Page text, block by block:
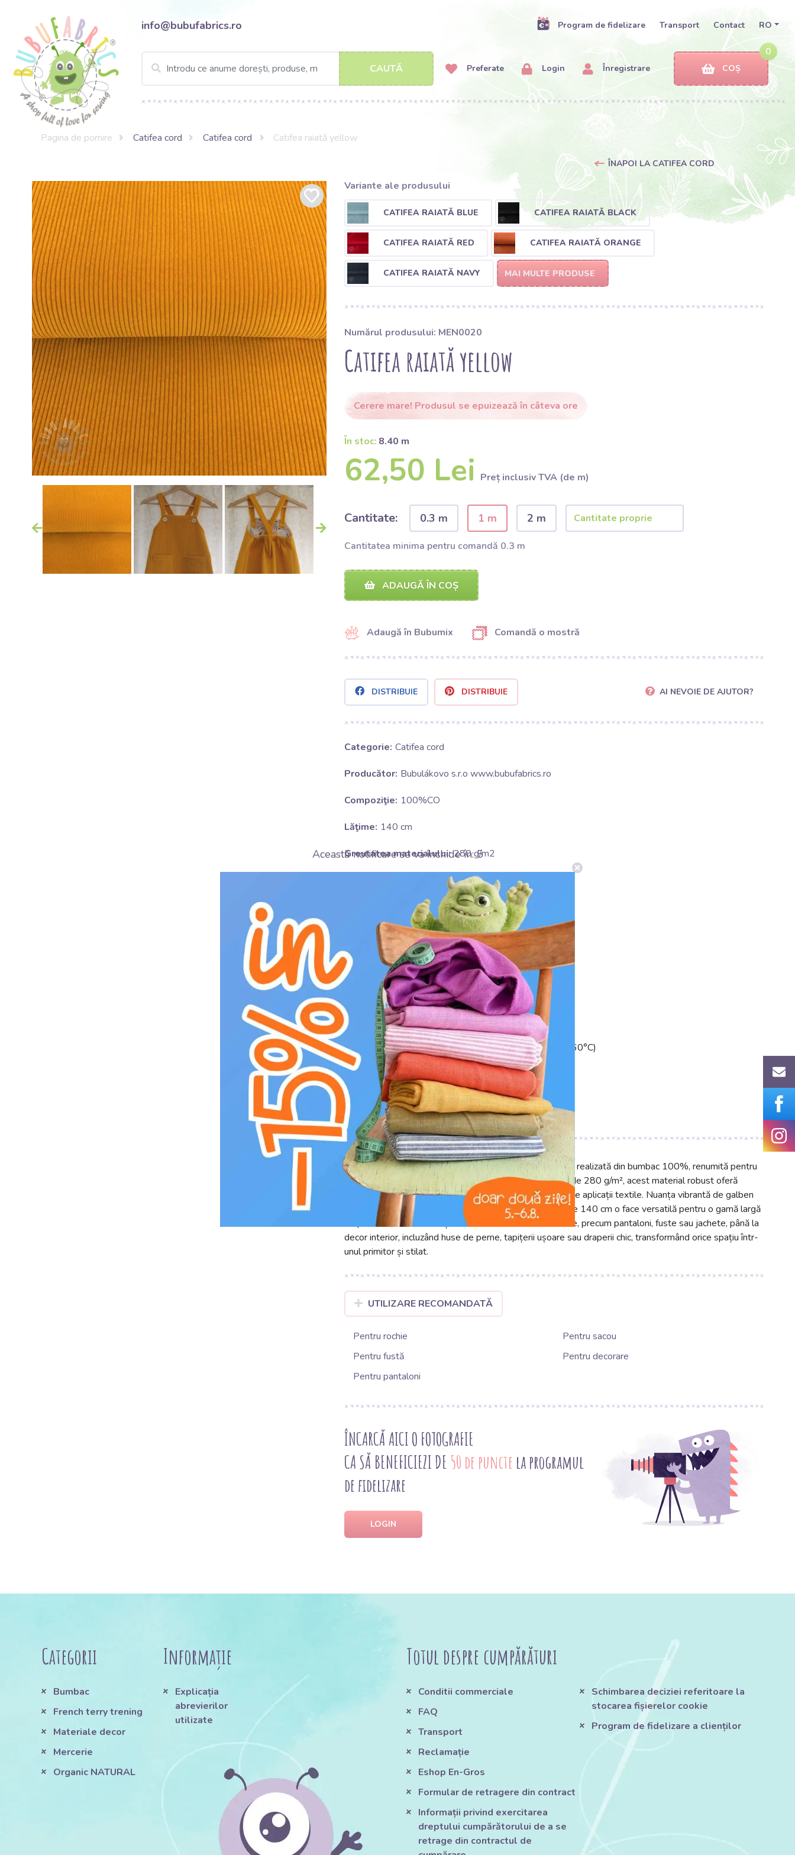
info@bubufabrics.ro Program de fidelizare Transport Contact RO
CAUTĂ Preferate Login Înregistrare
0
COȘ
Pagina de pornire Catifea cord Catifea cord Catifea raiată yellow
ÎNAPOI LA CATIFEA CORD
Variante ale produsului
CATIFEA RAIATĂ BLUE CATIFEA RAIATĂ BLACK
CATIFEA RAIATĂ RED CATIFEA RAIATĂ ORANGE
CATIFEA RAIATĂ NAVY MAI MULTE PRODUSE
Numărul produsului: MEN0020
Catifea raiată yellow
Cerere mare! Produsul se epuizează în câteva ore
În stoc: 8.40 m
62,50 Lei Preț inclusiv TVA (de m)
Cantitate: 0.3 m 1 m 2 m
Cantitatea minima pentru comandă 0.3 m
ADAUGĂ ÎN COȘ
Adaugă în Bubumix Comandă o mostră
DISTRIBUIE DISTRIBUIE AI NEVOIE DE AJUTOR?
Categorie: Catifea cord
Producător: Bubulákovo s.r.o www.bubufabrics.ro
Compoziţie: 100%CO
Lăţime: 140 cm
Greutatea materialului: 280 g/m2
OKO-TEX Standard 100 class II.
Culoare: yellow
Instructiuni de spalare:
călcare la temperatură medie (150°C)
H nu înălbiți
V uscare în uscător la temperatură redusă (până la 60°C)
K nu curățați chimic
g spălare la 30°C
Descoperiți Catifeaua Raiată Yellow, o țesătură premium realizată din bumbac 100%, renumită pentru
textura sa distinctivă, plăcută la atingere. Cu o greutate de 280 g/m², acest material robust oferă
durabilitate și un confort excepțional, ideal pentru multiple aplicații textile. Nuanța vibrantă de galben
aduce prospețime și optimism oricărui design. Lățimea de 140 cm o face versatilă pentru o gamă largă
de proiecte, de la confecționarea articolelor vestimentare, precum pantaloni, fuste sau jachete, până la
decor interior, incluzând huse de perne, tapițerii ușoare sau draperii chic, transformând orice spațiu într-
unul primitor și stilat.
UTILIZARE RECOMANDATĂ
Pentru rochie
Pentru sacou
Pentru fustă
Pentru decorare
Pentru pantaloni
ÎNCARCĂ AICI O FOTOGRAFIE
CA SĂ BENEFICIEZI DE 50 de puncte la programul
de fidelizare
LOGIN
Categorii
Bumbac
French terry trening
Materiale decor
Mercerie
Organic NATURAL
Informație
Explicația
abrevierilor
utilizate
Totul despre cumpărături
Conditii commerciale
FAQ
Transport
Reclamație
Eshop En-Gros
Formular de retragere din contract
Informații privind exercitarea
dreptului cumpărătorului de a se
retrage din contractul de
Schimbarea deciziei referitoare la
stocarea fișierelor cookie
Program de fidelizare a clienților
Această notificare se va închide în:4